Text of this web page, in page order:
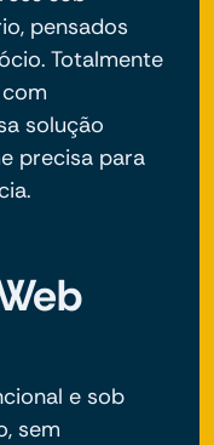
pensados
Totalmente
solução
precisa para
e sob
sem